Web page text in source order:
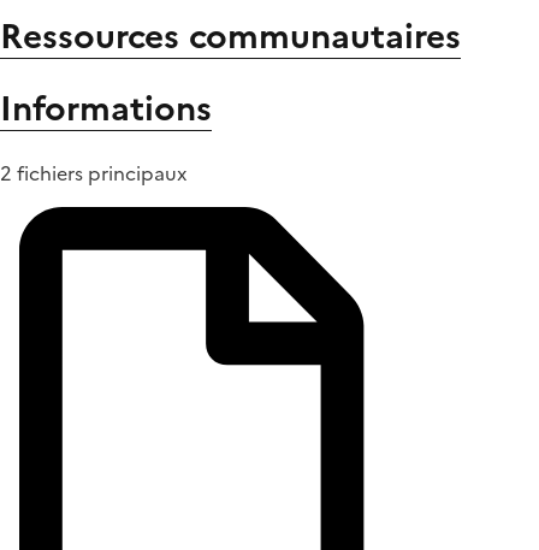
Ressources communautaires
Informations
2 fichiers principaux